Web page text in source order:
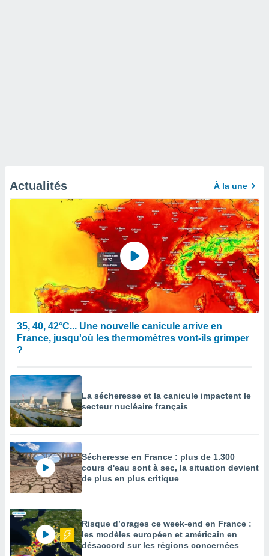
Actualités À la une
35, 40, 42°C... Une nouvelle canicule arrive en
France, jusqu'où les thermomètres vont-ils grimper
?
La sécheresse et la canicule impactent le
secteur nucléaire français
Sécheresse en France : plus de 1.300
cours d'eau sont à sec, la situation devient
de plus en plus critique
Risque d’orages ce week-end en France :
les modèles européen et américain en
désaccord sur les régions concernées